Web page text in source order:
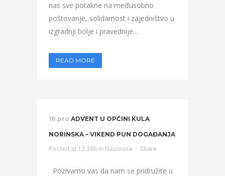
nas sve potakne na međusobno
poštovanje, solidarnost i zajedništvo u
izgradnji bolje i pravednije...
READ MORE
18 pro ADVENT U OPĆINI KULA
NORINSKA – VIKEND PUN DOGAĐANJA
Posted at 12:38h in Naslovna Share
Pozivamo vas da nam se pridružite u